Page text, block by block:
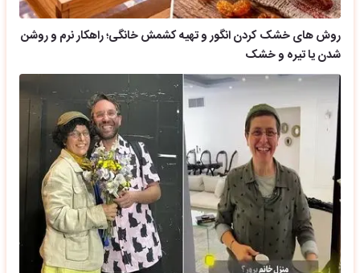
روش های خشک کردن انگور و تهیه کشمش خانگی؛ راهکار نرم و روشن
شدن یا تیره و خشک